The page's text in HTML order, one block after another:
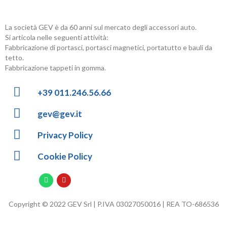
La società GEV è da 60 anni sul mercato degli accessori auto.
Si articola nelle seguenti attività:
Fabbricazione di portasci, portasci magnetici, portatutto e bauli da
tetto.
Fabbricazione tappeti in gomma.
+39 011.246.56.66
gev@gev.it
Privacy Policy
Cookie Policy
Copyright © 2022 GEV Srl | P.IVA 03027050016 | REA TO-686536